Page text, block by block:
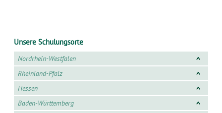
Unsere Schulungsorte
Nordrhein-Westfalen
Rheinland-Pfalz
Hessen
Baden-Württemberg